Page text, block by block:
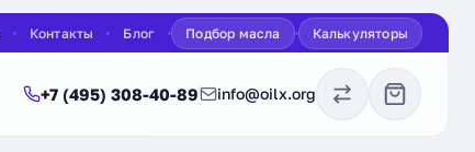
Контакты Блог Подбор масла Калькуляторы
+7 (495) 308-40-89 info@oilx.org